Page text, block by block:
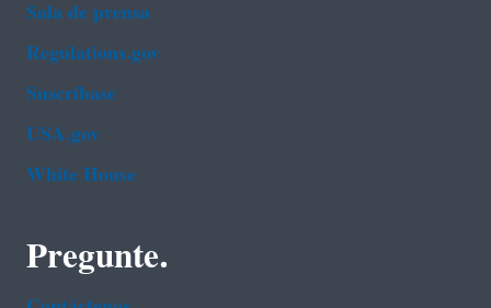
Sala de prensa
Regulations.gov
Suscríbase
USA.gov
White House
Pregunte.